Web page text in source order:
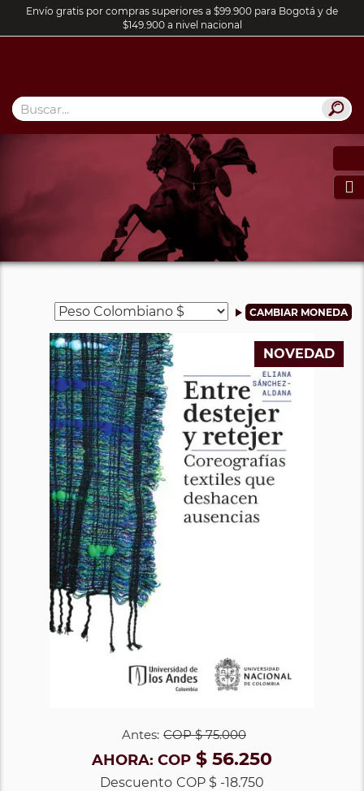
Envío gratis por compras superiores a $99.900 para Bogotá y de
$149.900 a nivel nacional

NOVEDAD
Antes: COP$ 75.000
AHORA: COP $ 56.250
Descuento COP $ -18.750